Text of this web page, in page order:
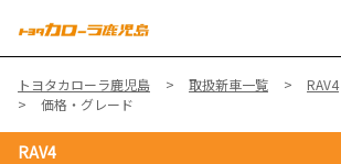
トヨタカローラ鹿児島 取扱新車一覧
RAV4
価格・グレード
RAV4